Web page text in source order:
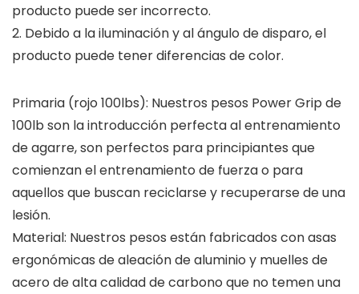
producto puede ser incorrecto.
2. Debido a la iluminación y al ángulo de disparo, el
producto puede tener diferencias de color.
Primaria (rojo 100lbs): Nuestros pesos Power Grip de
100lb son la introducción perfecta al entrenamiento
de agarre, son perfectos para principiantes que
comienzan el entrenamiento de fuerza o para
aquellos que buscan reciclarse y recuperarse de una
lesión.
Material: Nuestros pesos están fabricados con asas
ergonómicas de aleación de aluminio y muelles de
acero de alta calidad de carbono que no temen una